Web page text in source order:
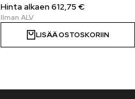
Hinta alkaen612,75€
LISÄÄ OSTOSKORIIN